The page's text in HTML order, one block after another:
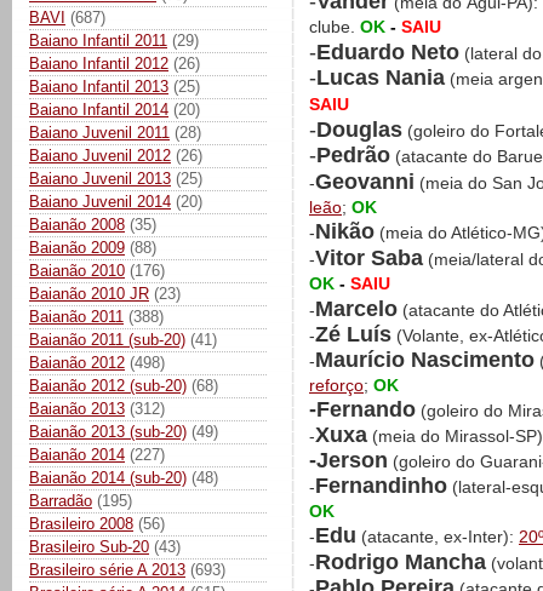
BAVI (687)
Baiano Infantil 2011 (29)
Baiano Infantil 2012 (26)
Baiano Infantil 2013 (25)
Baiano Infantil 2014 (20)
Baiano Juvenil 2011 (28)
Baiano Juvenil 2012 (26)
Baiano Juvenil 2013 (25)
Baiano Juvenil 2014 (20)
Baianão 2008 (35)
Baianão 2009 (88)
Baianão 2010 (176)
Baianão 2010 JR (23)
Baianão 2011 (388)
Baianão 2011 (sub-20) (41)
Baianão 2012 (498)
Baianão 2012 (sub-20) (68)
Baianão 2013 (312)
Baianão 2013 (sub-20) (49)
Baianão 2014 (227)
Baianão 2014 (sub-20) (48)
Barradão (195)
Brasileiro 2008 (56)
Brasileiro Sub-20 (43)
Brasileiro série A 2013 (693)
clube. OK - SAIU
-Eduardo Neto (lateral
-Lucas Nania (meia
SAIU
-Douglas (goleiro do
-Pedrão (atacante do
-Geovanni (meia do San
leão; OK
-Nikão (meia do Atlético-
-Vitor Saba (meia/lateral
OK - SAIU
-Marcelo (atacante do
-Zé Luís (Volante, ex-
-Maurício Nascimento
reforço; OK
-Fernando (goleiro do
-Xuxa (meia do Mirassol-
-Jerson (goleiro do
-Fernandinho (lateral-
OK
-Edu (atacante, ex-Inter):
-Rodrigo Mancha